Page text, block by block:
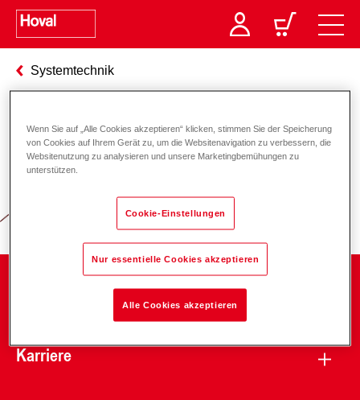
Systemtechnik
Verantwortung für Energie und
Karriere
Wenn Sie auf „Alle Cookies akzeptieren“ klicken, stimmen Sie der Speicherung
von Cookies auf Ihrem Gerät zu, um die Websitenavigation zu verbessern, die
Websitenutzung zu analysieren und unsere Marketingbemühungen zu
unterstützen.
Cookie-Einstellungen
Nur essentielle Cookies akzeptieren
Alle Cookies akzeptieren